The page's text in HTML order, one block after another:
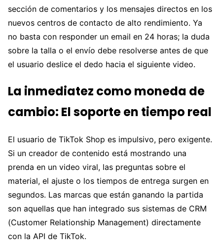
sección de comentarios y los mensajes directos en los
nuevos centros de contacto de alto rendimiento. Ya
no basta con responder un email en 24 horas; la duda
sobre la talla o el envío debe resolverse antes de que
el usuario deslice el dedo hacia el siguiente video.
La inmediatez como moneda de
cambio: El soporte en tiempo real
El usuario de TikTok Shop es impulsivo, pero exigente.
Si un creador de contenido está mostrando una
prenda en un video viral, las preguntas sobre el
material, el ajuste o los tiempos de entrega surgen en
segundos. Las marcas que están ganando la partida
son aquellas que han integrado sus sistemas de CRM
(Customer Relationship Management) directamente
con la API de TikTok.